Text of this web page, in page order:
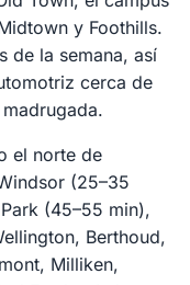
y Foothills.
de la semana, así
cerca de
el norte de
(25–35
(45–55 min),
Berthoud,
Milliken,